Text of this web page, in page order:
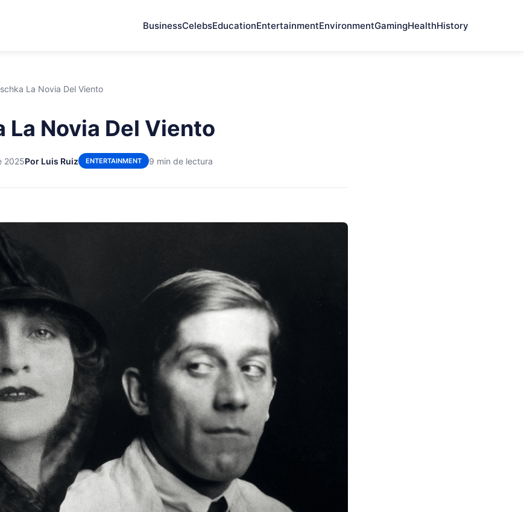
BusinessCelebsEducationEntertainmentEnvironmentGamingHealthHistory
La Novia Del Viento
La Novia Del Viento
2025Por Luis Ruiz ENTERTAINMENT 9 min de lectura